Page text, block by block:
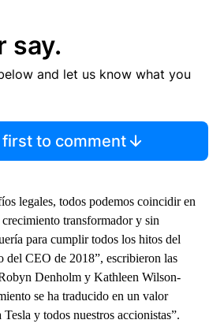
say.
and let us know what you
first to comment
legales, todos podemos coincidir en
transformador y sin
para cumplir todos los hitos del
del CEO de 2018”, escribieron las
Denholm y Kathleen Wilson-
se ha traducido en un valor
y todos nuestros accionistas”.